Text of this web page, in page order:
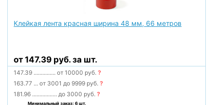
Клейкая лента красная ширина 48 мм, 66 метров
от 147.39 руб. за шт.
147.39 ............... от 10000 руб.?
163.77 ... от 3001 до 9999 руб.?
181.96 ................. до 3000 руб.?
Минимальный заказ: 6 шт.